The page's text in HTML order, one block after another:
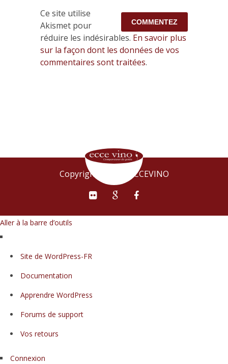
Ce site utilise
Akismet pour
réduire les indésirables. En savoir plus
sur la façon dont les données de vos
commentaires sont traitées.
Copyright © 2015 ECCEVINO
Aller à la barre d’outils
WordPress
Site de WordPress-FR
Documentation
Apprendre WordPress
Forums de support
Vos retours
Connexion